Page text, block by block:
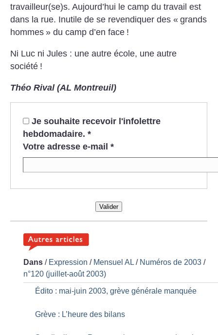
travailleur(se)s. Aujourd’hui le camp du travail est
dans la rue. Inutile de se revendiquer des « grands
hommes » du camp d’en face !
Ni Luc ni Jules : une autre école, une autre
société !
Théo Rival (AL Montreuil)
Je souhaite recevoir l'infolettre
hebdomadaire. *
Votre adresse e-mail *
Valider
Dans / Expression / Mensuel AL / Numéros de 2003 /
n°120 (juillet-août 2003)
Édito : mai-juin 2003, grève générale manquée
Grève : L’heure des bilans